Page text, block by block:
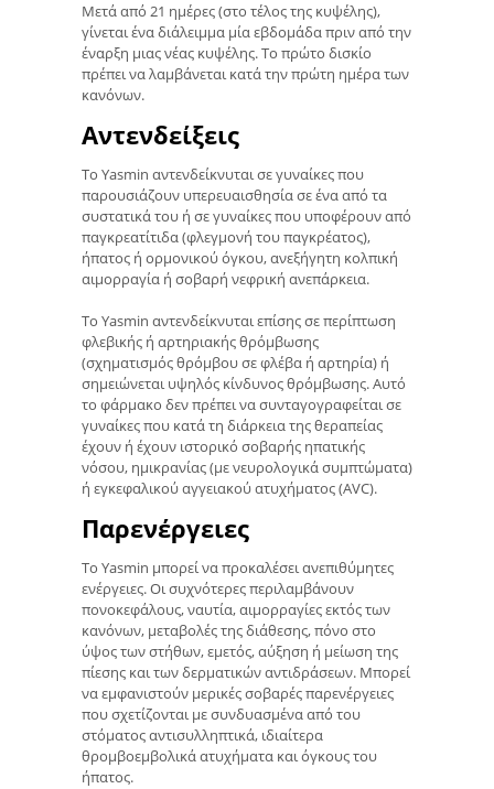
Μετά από 21 ημέρες (στο τέλος της κυψέλης),
γίνεται ένα διάλειμμα μία εβδομάδα πριν από την
έναρξη μιας νέας κυψέλης. Το πρώτο δισκίο
πρέπει να λαμβάνεται κατά την πρώτη ημέρα των
κανόνων.
Αντενδείξεις
Το Yasmin αντενδείκνυται σε γυναίκες που
παρουσιάζουν υπερευαισθησία σε ένα από τα
συστατικά του ή σε γυναίκες που υποφέρουν από
παγκρεατίτιδα (φλεγμονή του παγκρέατος),
ήπατος ή ορμονικού όγκου, ανεξήγητη κολπική
αιμορραγία ή σοβαρή νεφρική ανεπάρκεια.
Το Yasmin αντενδείκνυται επίσης σε περίπτωση
φλεβικής ή αρτηριακής θρόμβωσης
(σχηματισμός θρόμβου σε φλέβα ή αρτηρία) ή
σημειώνεται υψηλός κίνδυνος θρόμβωσης. Αυτό
το φάρμακο δεν πρέπει να συνταγογραφείται σε
γυναίκες που κατά τη διάρκεια της θεραπείας
έχουν ή έχουν ιστορικό σοβαρής ηπατικής
νόσου, ημικρανίας (με νευρολογικά συμπτώματα)
ή εγκεφαλικού αγγειακού ατυχήματος (AVC).
Παρενέργειες
Το Yasmin μπορεί να προκαλέσει ανεπιθύμητες
ενέργειες. Οι συχνότερες περιλαμβάνουν
πονοκεφάλους, ναυτία, αιμορραγίες εκτός των
κανόνων, μεταβολές της διάθεσης, πόνο στο
ύψος των στήθων, εμετός, αύξηση ή μείωση της
πίεσης και των δερματικών αντιδράσεων. Μπορεί
να εμφανιστούν μερικές σοβαρές παρενέργειες
που σχετίζονται με συνδυασμένα από του
στόματος αντισυλληπτικά, ιδιαίτερα
θρομβοεμβολικά ατυχήματα και όγκους του
ήπατος.